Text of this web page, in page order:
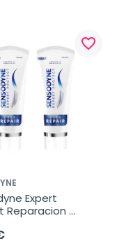
favorite_border
Expert
Reparacion